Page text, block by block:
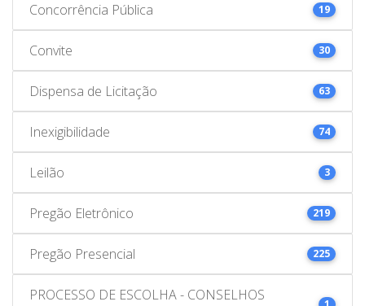
Concorrência Pública 19
Convite 30
Dispensa de Licitação 63
Inexigibilidade 74
Leilão 3
Pregão Eletrônico 219
Pregão Presencial 225
PROCESSO DE ESCOLHA - CONSELHOS